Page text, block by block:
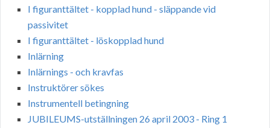
I figuranttältet - kopplad hund - släppande vid
passivitet
I figuranttältet - löskopplad hund
Inlärning
Inlärnings - och kravfas
Instruktörer sökes
Instrumentell betingning
JUBILEUMS-utställningen 26 april 2003 - Ring 1